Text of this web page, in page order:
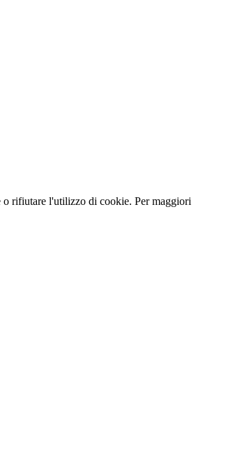
o rifiutare l'utilizzo di cookie. Per maggiori